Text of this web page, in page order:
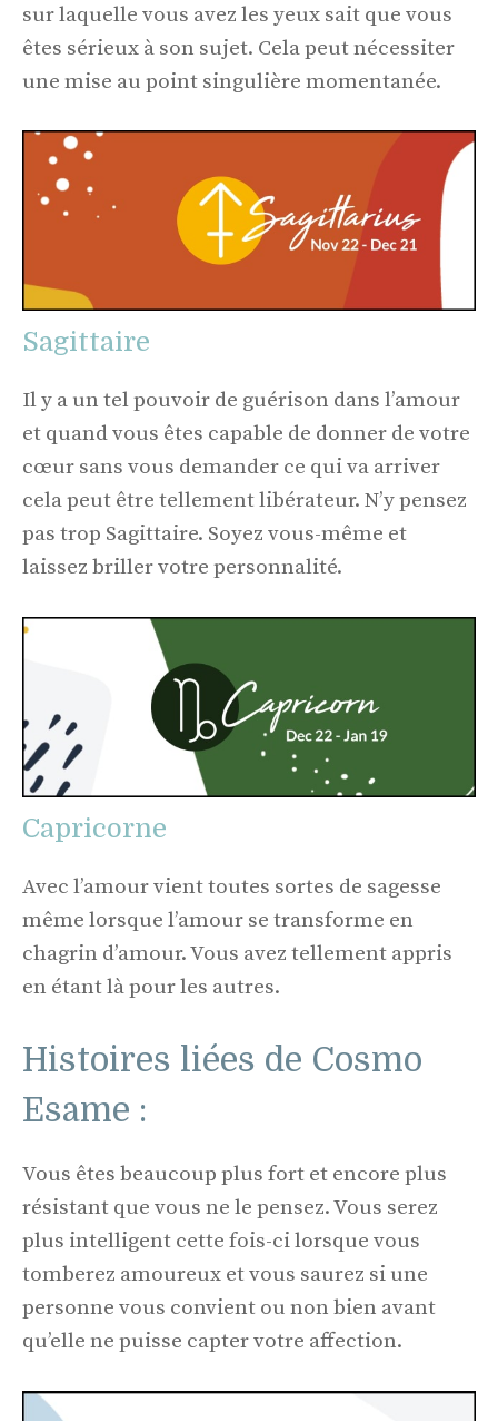
sur laquelle vous avez les yeux sait que vous
êtes sérieux à son sujet. Cela peut nécessiter
une mise au point singulière momentanée.
Sagittaire
Il y a un tel pouvoir de guérison dans l’amour
et quand vous êtes capable de donner de votre
cœur sans vous demander ce qui va arriver
cela peut être tellement libérateur. N’y pensez
pas trop Sagittaire. Soyez vous-même et
laissez briller votre personnalité.
Capricorne
Avec l’amour vient toutes sortes de sagesse
même lorsque l’amour se transforme en
chagrin d’amour. Vous avez tellement appris
en étant là pour les autres.
Histoires liées de Cosmo
Esame :
Vous êtes beaucoup plus fort et encore plus
résistant que vous ne le pensez. Vous serez
plus intelligent cette fois-ci lorsque vous
tomberez amoureux et vous saurez si une
personne vous convient ou non bien avant
qu’elle ne puisse capter votre affection.